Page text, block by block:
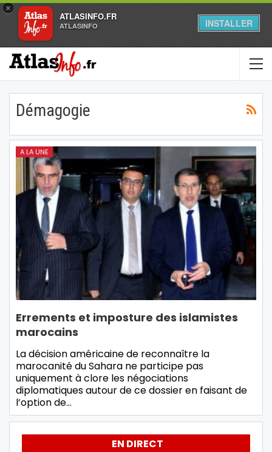
×
ATLASINFO.FR
ATLASINFO INSTALLER
Démagogie
A LA UNE
Errements et imposture des islamistes
marocains
La décision américaine de reconnaître la
marocanité du Sahara ne participe pas
uniquement à clore les négociations
diplomatiques autour de ce dossier en faisant de
l’option de…
EN DIRECT